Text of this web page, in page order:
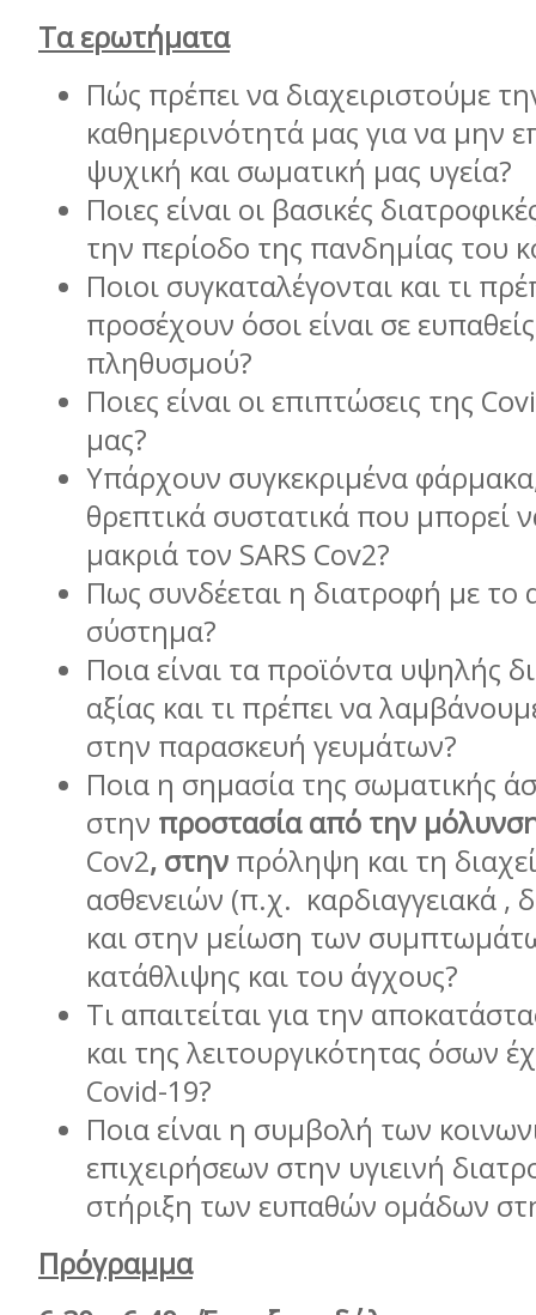
Τα ερωτήματα
Πώς πρέπει να διαχειριστούμε
καθημερινότητά μας για να μην
ψυχική και σωματική μας υγεία?
Ποιες είναι οι βασικές
την περίοδο της πανδημίας του
Ποιοι συγκαταλέγονται και τι
προσέχουν όσοι είναι σε
πληθυσμού?
Ποιες είναι οι επιπτώσεις της
μας?
Yπάρχουν συγκεκριμένα
θρεπτικά συστατικά που μπορεί
μακριά τον SARS Cov2?
Πως συνδέεται η διατροφή με το
σύστημα?
Ποια είναι τα προϊόντα υψηλής
αξίας και τι πρέπει να
στην παρασκευή γευμάτων?
Ποια η σημασία της σωματικής
στην προστασία από την
Cov2, στην πρόληψη και τη
ασθενειών (π.χ. καρδιαγγειακά ,
και στην μείωση των
κατάθλιψης και του άγχους?
Τι απαιτείται για την
και της λειτουργικότητας όσων
Covid-19?
Ποια είναι η συμβολή των
επιχειρήσεων στην υγιεινή
στήριξη των ευπαθών ομάδων
Πρόγραμμα